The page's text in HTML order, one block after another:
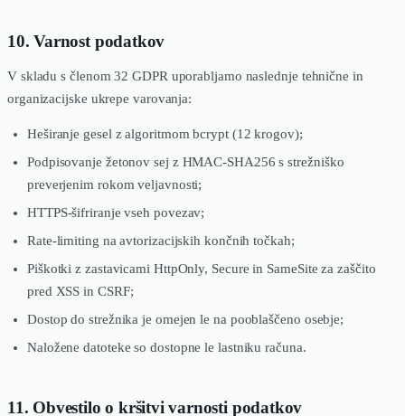
10. Varnost podatkov
V skladu s členom 32 GDPR uporabljamo naslednje tehnične in
organizacijske ukrepe varovanja:
Heširanje gesel z algoritmom bcrypt (12 krogov);
Podpisovanje žetonov sej z HMAC-SHA256 s strežniško
preverjenim rokom veljavnosti;
HTTPS-šifriranje vseh povezav;
Rate-limiting na avtorizacijskih končnih točkah;
Piškotki z zastavicami HttpOnly, Secure in SameSite za zaščito
pred XSS in CSRF;
Dostop do strežnika je omejen le na pooblaščeno osebje;
Naložene datoteke so dostopne le lastniku računa.
11. Obvestilo o kršitvi varnosti podatkov